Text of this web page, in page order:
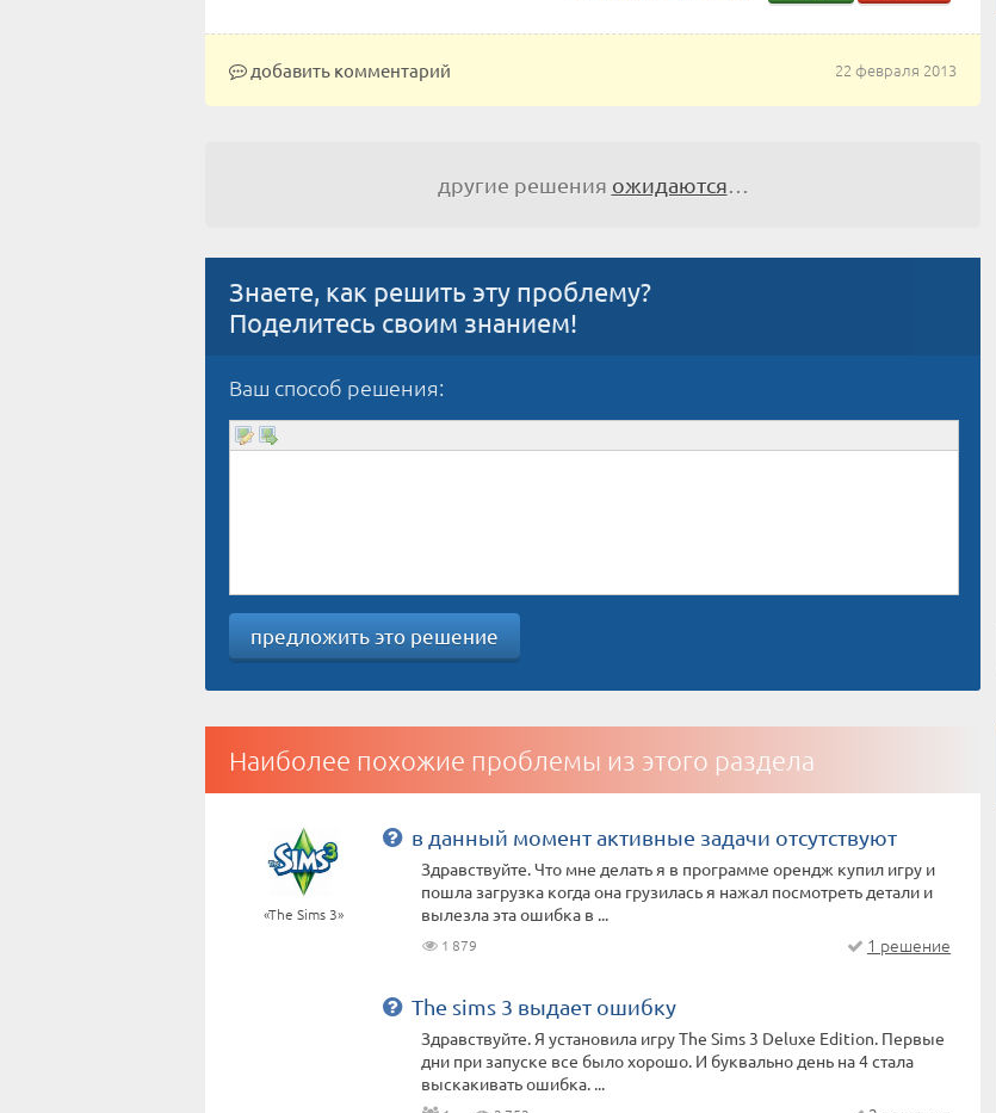
22 февраля 2013
добавить комментарий
другие решения ожидаются
Знаете, как решить эту проблему?
Поделитесь своим знанием!
Ваш способ решения:
предложить это решение
Наиболее похожие проблемы из этого раздела
«The Sims 3»
в данный момент активные задачи отсутствуют
Здравствуйте. Что мне делать я в программе орендж купил игру и
пошла загрузка когда она грузилась я нажал посмотреть детали и
вылезла эта ошибка в ...
1 879 1 решение
The sims 3 выдает ошибку
Здравствуйте. Я установила игру The Sims 3 Deluxe Edition. Первые
дни при запуске все было хорошо. И буквально день на 4 стала
выскакивать ошибка. ...